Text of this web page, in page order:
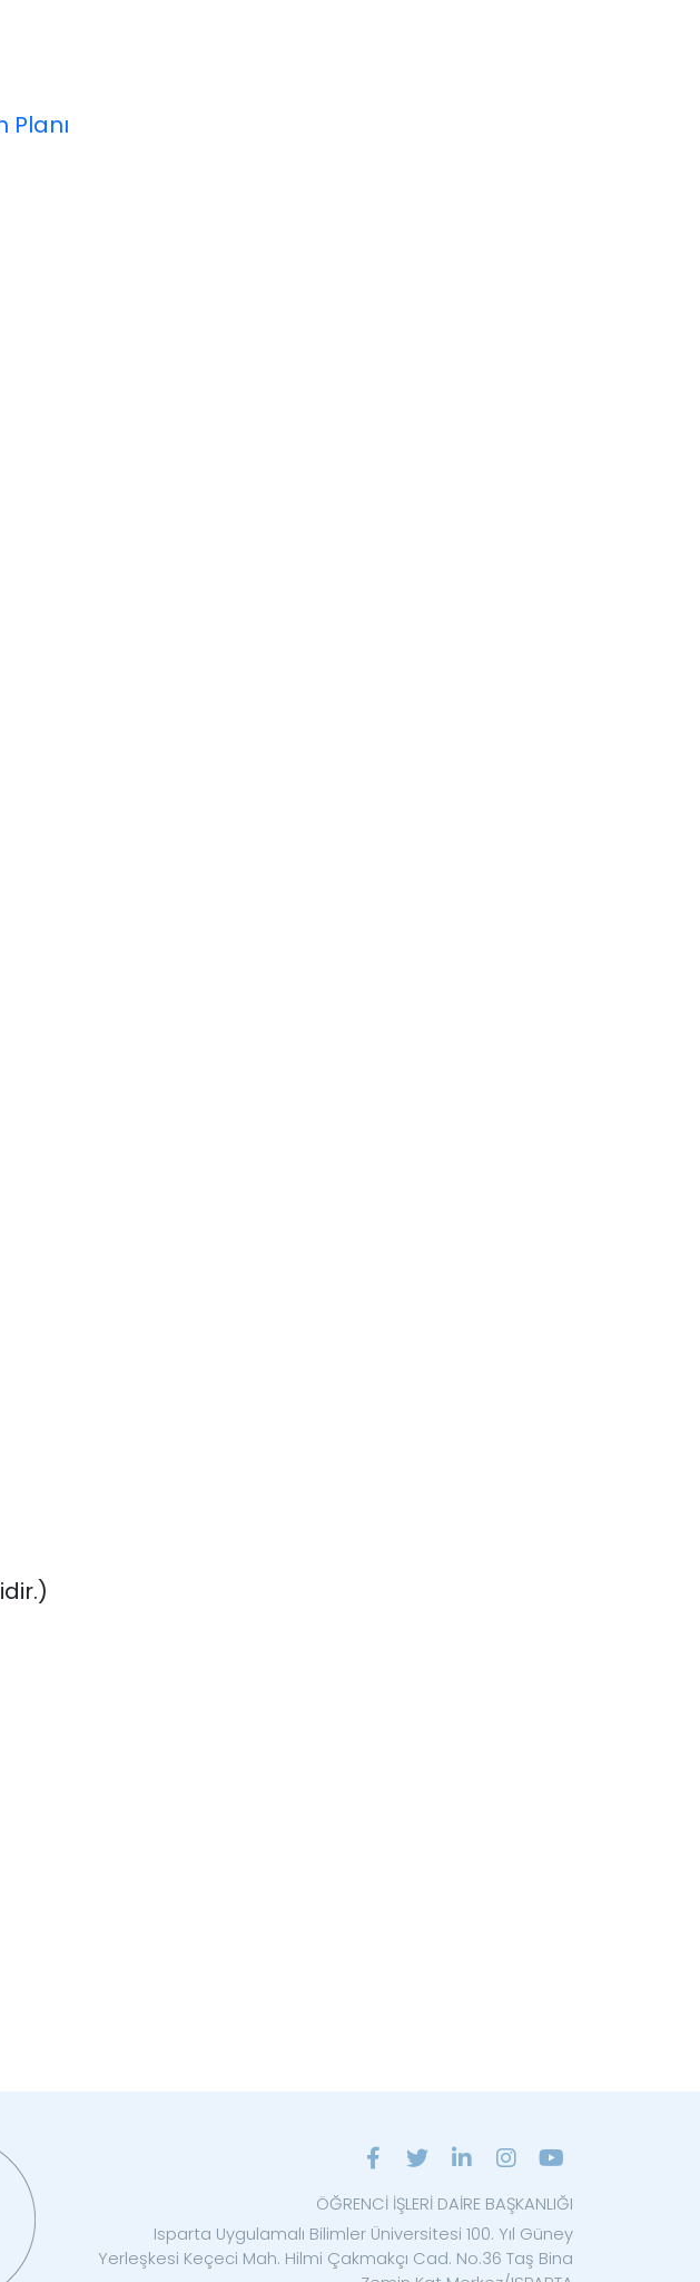
Planı
ÖĞRENCİ İŞLERİ DAİRE BAŞKANLIĞI
Isparta Uygulamalı Bilimler Üniversitesi 100. Yıl Güney
Yerleşkesi Keçeci Mah. Hilmi Çakmakçı Cad. No.36 Taş Bina